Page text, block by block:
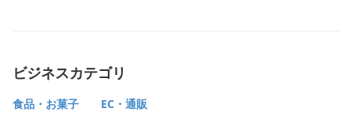
ビジネスカテゴリ
食品・お菓子 EC・通販